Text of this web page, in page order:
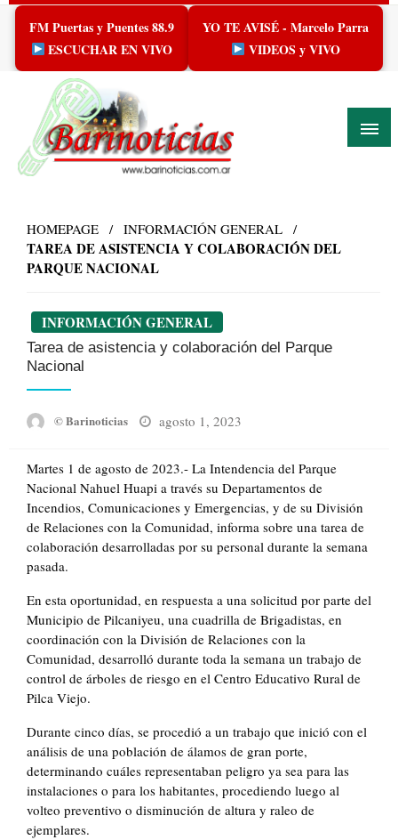
Skip
content
FM Puertas y Puentes 88.9
ESCUCHAR EN VIVO
YO TE AVISÉ - Marcelo Parra
VIDEOS y VIVO
HOMEPAGE INFORMACIÓN GENERAL
TAREA DE ASISTENCIA Y COLABORACIÓN DEL
PARQUE NACIONAL
INFORMACIÓN GENERAL
Tarea de asistencia y colaboración del Parque
Nacional
© Barinoticias
Posted
agosto 1, 2023
Martes 1 de agosto de 2023.- La Intendencia del Parque
Nacional Nahuel Huapi a través su Departamentos de
Incendios, Comunicaciones y Emergencias, y de su División
de Relaciones con la Comunidad, informa sobre una tarea de
colaboración desarrolladas por su personal durante la semana
pasada.
En esta oportunidad, en respuesta a una solicitud por parte del
Municipio de Pilcaniyeu, una cuadrilla de Brigadistas, en
coordinación con la División de Relaciones con la
Comunidad, desarrolló durante toda la semana un trabajo de
control de árboles de riesgo en el Centro Educativo Rural de
Pilca Viejo.
Durante cinco días, se procedió a un trabajo que inició con el
análisis de una población de álamos de gran porte,
determinando cuáles representaban peligro ya sea para las
instalaciones o para los habitantes, procediendo luego al
volteo preventivo o disminución de altura y raleo de
ejemplares.